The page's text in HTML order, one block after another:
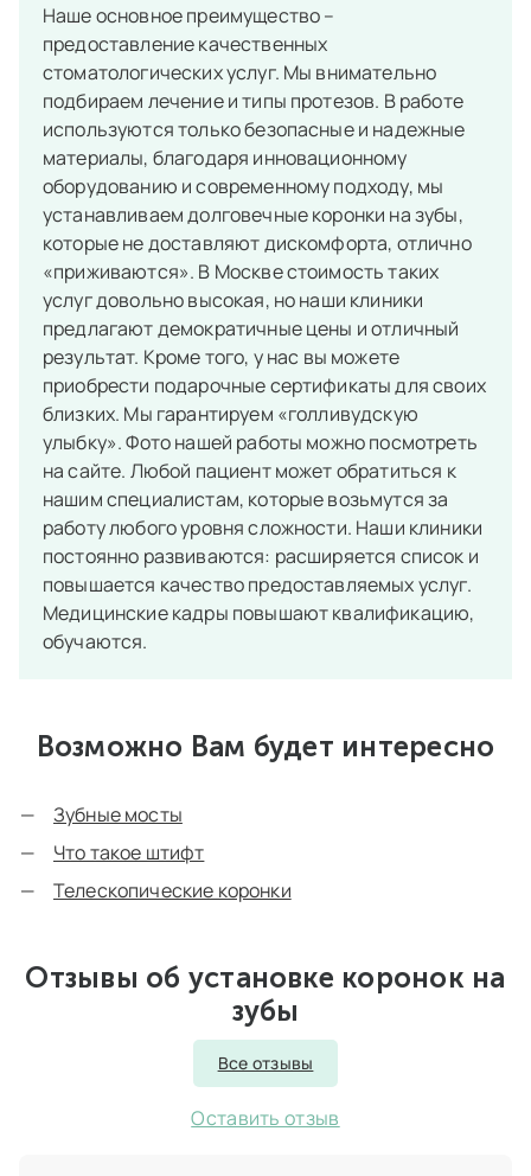
Наше основное преимущество –
предоставление качественных
стоматологических услуг. Мы внимательно
подбираем лечение и типы протезов. В работе
используются только безопасные и надежные
материалы, благодаря инновационному
оборудованию и современному подходу, мы
устанавливаем долговечные коронки на зубы,
которые не доставляют дискомфорта, отлично
«приживаются». В Москве стоимость таких
услуг довольно высокая, но наши клиники
предлагают демократичные цены и отличный
результат. Кроме того, у нас вы можете
приобрести подарочные сертификаты для своих
близких. Мы гарантируем «голливудскую
улыбку». Фото нашей работы можно посмотреть
на сайте. Любой пациент может обратиться к
нашим специалистам, которые возьмутся за
работу любого уровня сложности. Наши клиники
постоянно развиваются: расширяется список и
повышается качество предоставляемых услуг.
Медицинские кадры повышают квалификацию,
обучаются.
Возможно Вам будет интересно
Зубные мосты
Что такое штифт
Телескопические коронки
Отзывы об установке коронок на
зубы
Все отзывы
Оставить отзыв